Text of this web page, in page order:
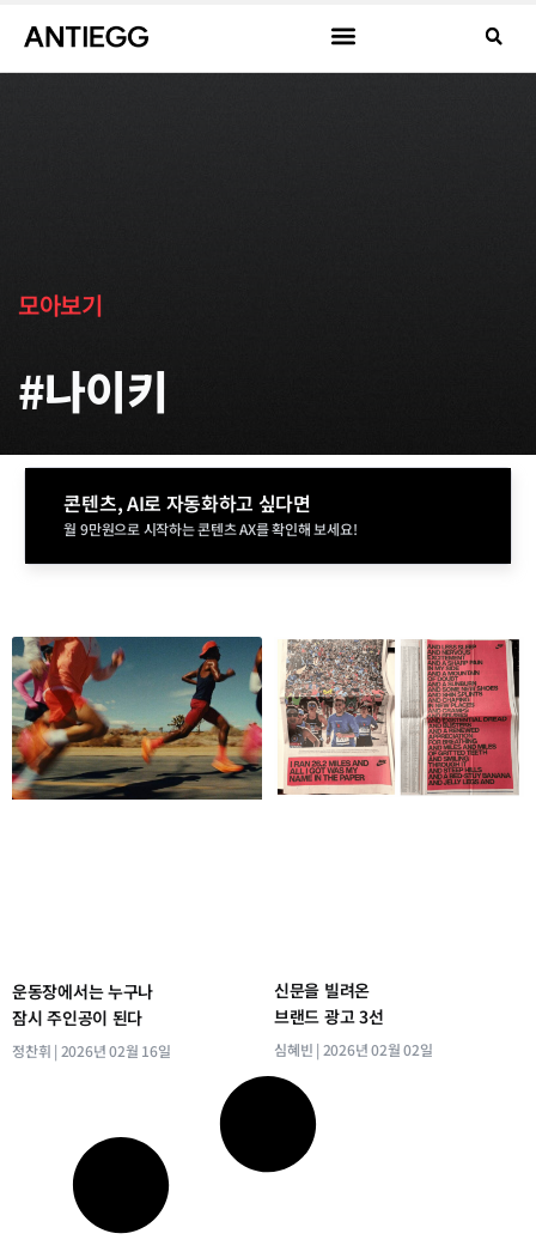
모아보기
#나이키
콘텐츠, AI로 자동화하고 싶다면
월 9만원으로 시작하는 콘텐츠 AX를 확인해 보세요!
운동장에서는 누구나
잠시 주인공이 된다
정찬휘 2026년 02월 16일
신문을 빌려온
브랜드 광고 3선
심혜빈 2026년 02월 02일